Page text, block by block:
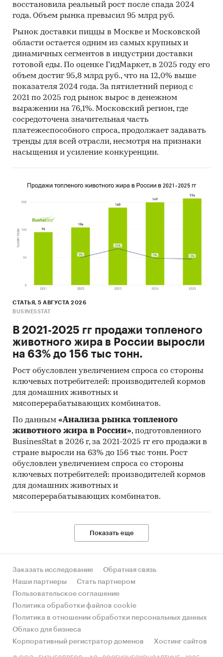
восстановила реальный рост после спада 2024
года. Объем рынка превысил 95 млрд руб.
Рынок доставки пиццы в Москве и Московской
области остается одним из самых крупных и
динамичных сегментов в индустрии доставки
готовой еды. По оценке ГидМаркет, в 2025 году его
объем достиг 95,8 млрд руб., что на 12,0% выше
показателя 2024 года. За пятилетний период с
2021 по 2025 год рынок вырос в денежном
выражении на 76,1%. Московский регион, где
сосредоточена значительная часть
платежеспособного спроса, продолжает задавать
тренды для всей отрасли, несмотря на признаки
насыщения и усиление конкуренции.
СТАТЬЯ, 5 АВГУСТА 2026
BUSINESSTAT
В 2021-2025 гг продажи топленого
животного жира в России выросли
на 63% до 156 тыс тонн.
Рост обусловлен увеличением спроса со стороны
ключевых потребителей: производителей кормов
для домашних животных и
мясоперерабатывающих комбинатов.
По данным «Анализа рынка топленого
животного жира в России», подготовленного
BusinesStat в 2026 г, за 2021-2025 гг его продажи в
стране выросли на 63% до 156 тыс тонн. Рост
обусловлен увеличением спроса со стороны
ключевых потребителей: производителей кормов
для домашних животных и
мясоперерабатывающих комбинатов.
Показать еще
Заказать исследование
Обратная связь
Наши партнеры
Стать партнером
Пользовательское соглашение
Политика обработки файлов cookie
Политика в отношении обработки персональных данных
Облако для бизнеса
Корпоративный регистратор доменов
Хостинг сайтов